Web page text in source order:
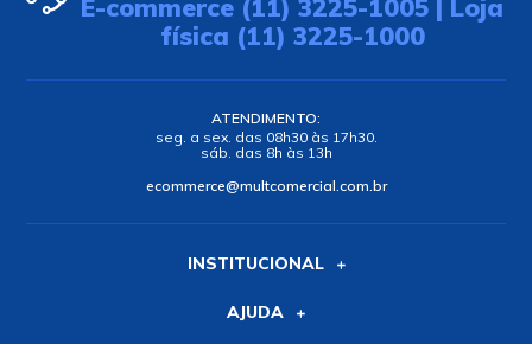
E-commerce (11) 3225-1005 | Loja
física (11) 3225-1000
ATENDIMENTO:
seg. a sex. das 08h30 às 17h30.
sáb. das 8h às 13h
ecommerce@multcomercial.com.br
INSTITUCIONAL
AJUDA